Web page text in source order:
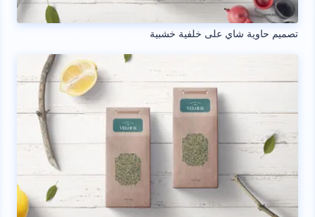
تصميم حاوية شاي على خلفية خشبية